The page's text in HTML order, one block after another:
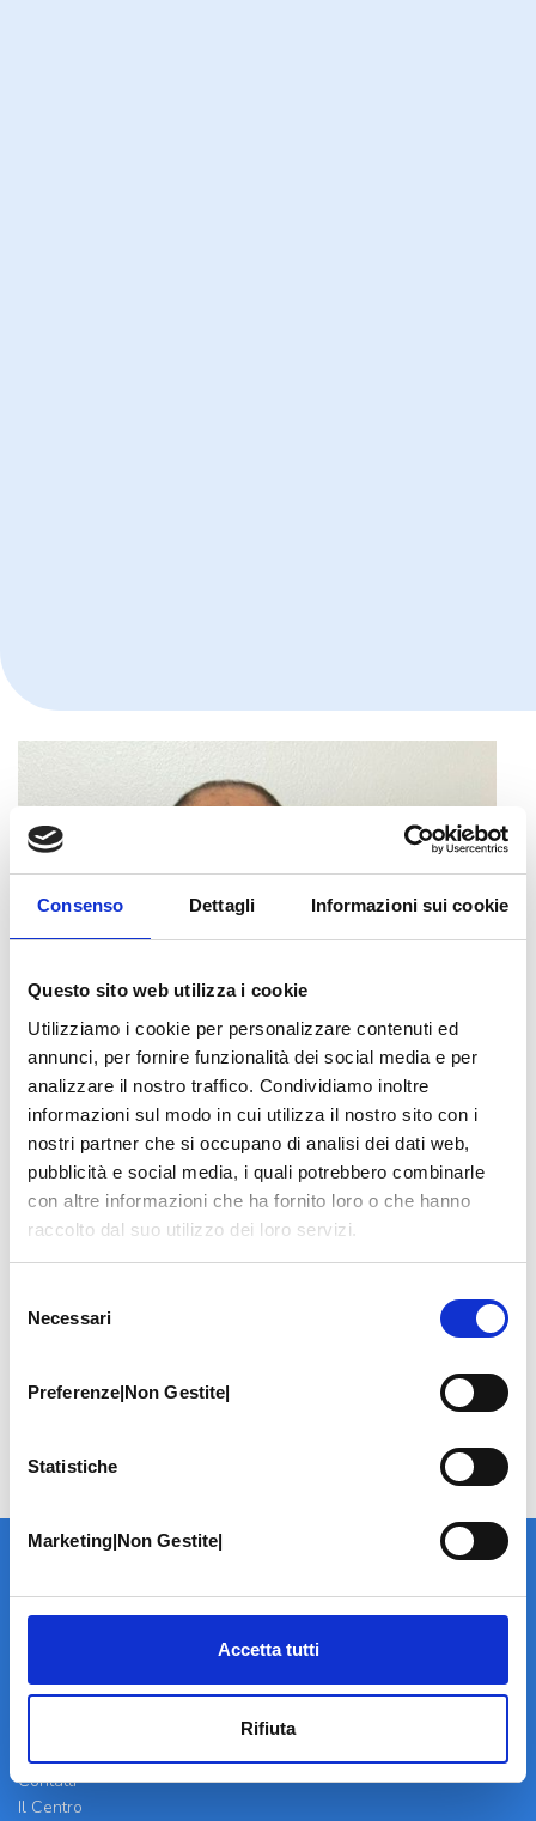
Consenso Dettagli Informazioni sui cookie
Questo sito web utilizza i cookie
Utilizziamo i cookie per personalizzare contenuti ed
annunci, per fornire funzionalità dei social media e per
analizzare il nostro traffico. Condividiamo inoltre
informazioni sul modo in cui utilizza il nostro sito con i
nostri partner che si occupano di analisi dei dati web,
pubblicità e social media, i quali potrebbero combinarle
con altre informazioni che ha fornito loro o che hanno
raccolto dal suo utilizzo dei loro servizi.
delNecessari
Preferenze|Non Gestite|
Statistiche
Marketing|Non Gestite|
Accetta tutti
Rifiuta
LA STRUTTURA
Informazioni
Contatti
Il Centro